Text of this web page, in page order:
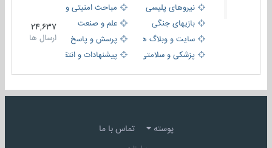
نیروهای پلیسی
مباحث امنیتی و اطلاعاتی
بازیهای جنگی
علم و صنعت
سایت و وبلاگ ها
پرسش و پاسخ
پزشکی و سلامتی
پیشنهادات و انتقادات
24,637
ارسال ها
پوسته تماس با ما